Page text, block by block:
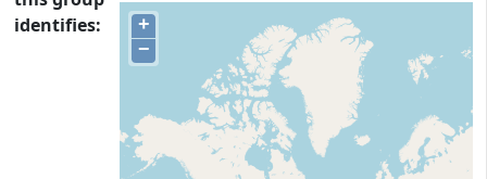
identifies:
+
−